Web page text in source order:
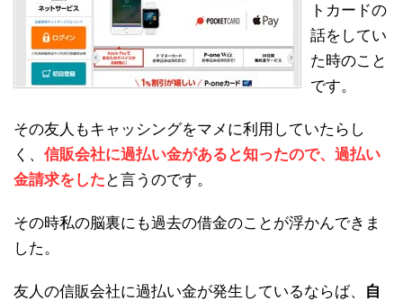
トカードの
話をしてい
た時のこと
です。
その友人もキャッシングをマメに利用していたらし
く、 信販会社に過払い金があると知ったので、過払い
金請求をした と言うのです。
その時私の脳裏にも過去の借金のことが浮かんできま
した。
友人の信販会社に過払い金が発生しているならば、
自